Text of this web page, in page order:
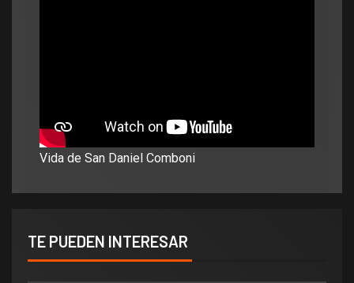
Vida de San Daniel Comboni
TE PUEDEN INTERESAR